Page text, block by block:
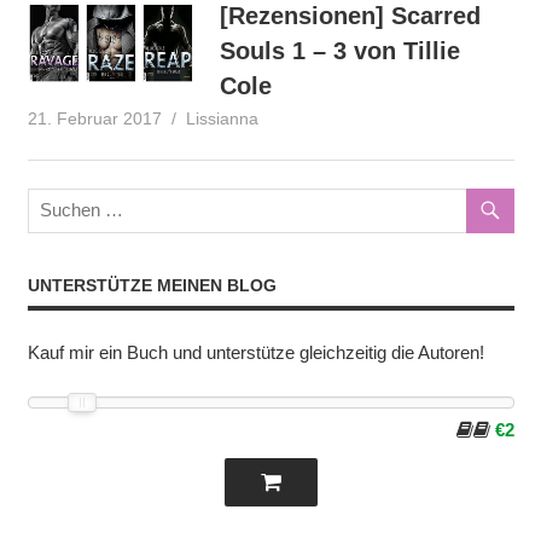
[Rezensionen] Scarred
Souls 1 – 3 von Tillie
Cole
21. Februar 2017 Lissianna
UNTERSTÜTZE MEINEN BLOG
Kauf mir ein Buch und unterstütze gleichzeitig die Autoren!
€2